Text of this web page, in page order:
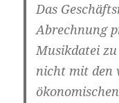
Das
Abrechnung
Musikdatei
nicht mit den